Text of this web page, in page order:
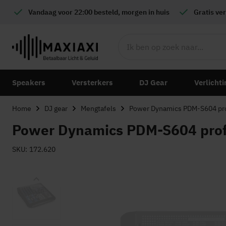
Vandaag voor 22:00 besteld, morgen in huis Gratis
Speakers Versterkers DJ Gear
Home DJ gear Mengtafels Power Dynamics PDM-S604
Power Dynamics PDM-S604
SKU 172.620